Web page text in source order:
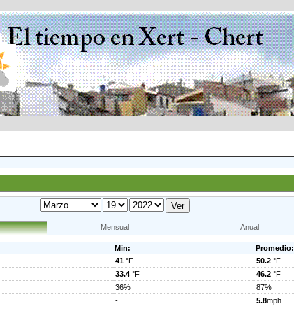
Mensual Anual
Min:
Promedio:
41 °F 50.2 °F
33.4 °F 46.2 °F
36%
87%
- 5.8mph